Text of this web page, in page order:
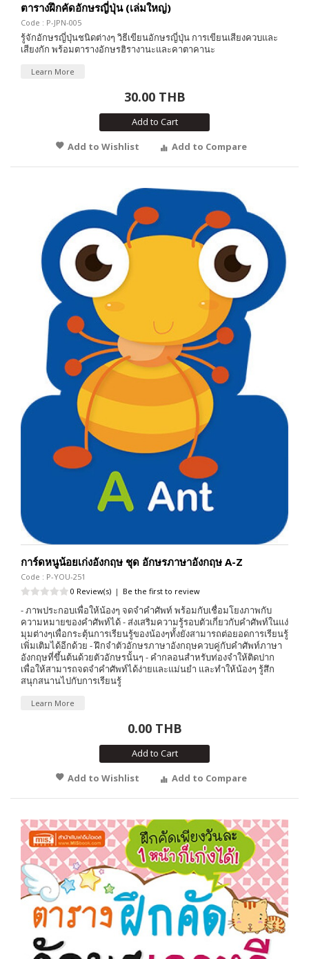
ตารางฝึกคัดอักษรญี่ปุ่น (เล่มใหญ่)
Code : P-JPN-005
รู้จักอักษรญี่ปุ่นชนิดต่างๆ วิธีเขียนอักษรญี่ปุ่น การเขียนเสียงควบและ
เสียงกัก พร้อมตารางอักษรฮิรางานะและคาตาคานะ
Learn More
30.00 THB
Add to Cart
Add to Wishlist
Add to Compare
การ์ดหนูน้อยเก่งอังกฤษ ชุด อักษรภาษาอังกฤษ A-Z
Code : P-YOU-251
0 Review(s) | Be the first to review
- ภาพประกอบเพื่อให้น้องๆ จดจำคำศัพท์ พร้อมกับเชื่อมโยงภาพกับ
ความหมายของคำศัพท์ได้ - ส่งเสริมความรู้รอบตัวเกี่ยวกับคำศัพท์ในแง่
มุมต่างๆเพื่อกระตุ้นการเรียนรู้ของน้องๆทั้งยังสามารถต่อยอดการเรียนรู้
เพิ่มเติมได้อีกด้วย - ฝึกจำตัวอักษรภาษาอังกฤษควบคู่กับคำศัพท์ภาษา
อังกฤษที่ขึ้นต้นด้วยตัวอักษรนั้นๆ - คำกลอนสำหรับท่องจำให้ติดปาก
เพื่อให้สามารถจดจำคำศัพท์ได้ง่ายและแม่นยำ และทำให้น้องๆ รู้สึก
สนุกสนานไปกับการเรียนรู้
Learn More
0.00 THB
Add to Cart
Add to Wishlist
Add to Compare